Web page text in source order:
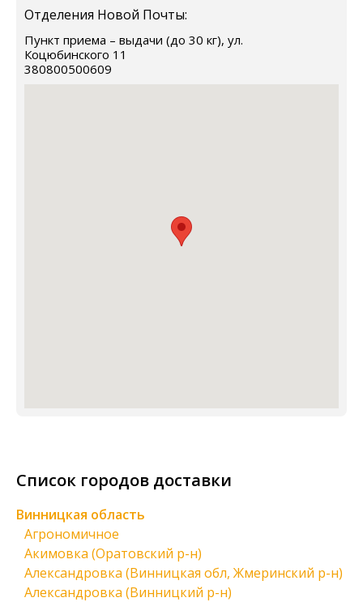
Отделения Новой Почты:
Пункт приема – выдачи (до 30 кг), ул.
Коцюбинского 11
380800500609
Список городов доставки
Винницкая область
Агрономичное
Акимовка (Оратовский р-н)
Александровка (Винницкая обл, Жмеринский р-н)
Александровка (Винницкий р-н)